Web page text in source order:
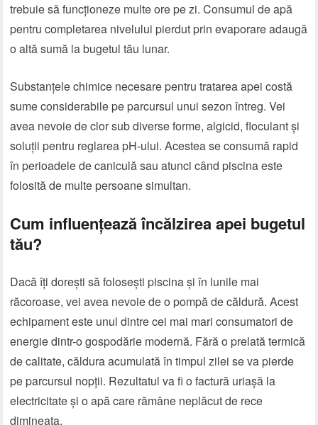
trebuie să funcționeze multe ore pe zi. Consumul de apă
pentru completarea nivelului pierdut prin evaporare adaugă
o altă sumă la bugetul tău lunar.
Substanțele chimice necesare pentru tratarea apei costă
sume considerabile pe parcursul unui sezon întreg. Vei
avea nevoie de clor sub diverse forme, algicid, floculant și
soluții pentru reglarea pH-ului. Acestea se consumă rapid
în perioadele de caniculă sau atunci când piscina este
folosită de multe persoane simultan.
Cum influențează încălzirea apei bugetul
tău?
Dacă îți dorești să folosești piscina și în lunile mai
răcoroase, vei avea nevoie de o pompă de căldură. Acest
echipament este unul dintre cei mai mari consumatori de
energie dintr-o gospodărie modernă. Fără o prelată termică
de calitate, căldura acumulată în timpul zilei se va pierde
pe parcursul nopții. Rezultatul va fi o factură uriașă la
electricitate și o apă care rămâne neplăcut de rece
dimineața.